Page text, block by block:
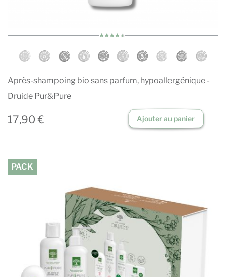
Après-shampoing bio sans parfum, hypoallergénique -
Druide Pur&Pure
17,90 € Ajouter au panier
PACK